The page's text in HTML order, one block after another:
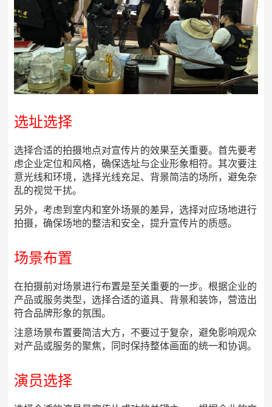
选址选择
选择合适的拍摄地点对宣传片的效果至关重要。首先要考
虑企业定位和风格，确保选址与企业形象相符。其次要注
意光线和环境，选择光线充足、背景简洁的场所，避免杂
乱的视觉干扰。
另外，考虑到室内和室外场景的差异，选择对应场地进行
拍摄，确保场地的整洁和安全，提升宣传片的质感。
场景布置
在拍摄前对场景进行布置是至关重要的一步。根据企业的
产品或服务类型，选择合适的道具、背景和装饰，营造出
符合品牌形象的氛围。
注意场景布置要简洁大方，不要过于复杂，避免影响观众
对产品或服务的聚焦，同时保持整体画面的统一和协调。
演员选择